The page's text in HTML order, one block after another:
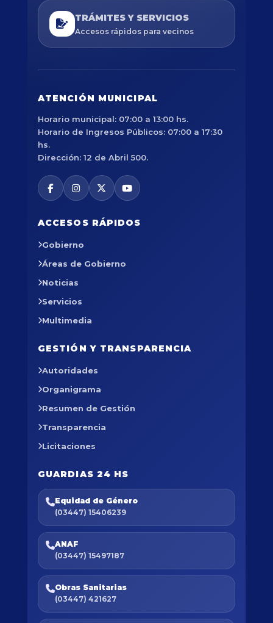
TRÁMITES Y SERVICIOS
Accesos rápidos para vecinos
ATENCIÓN MUNICIPAL
Horario municipal: 07:00 a 13:00 hs.
Horario de Ingresos Públicos: 07:00 a 17:30
hs.
Dirección: 12 de Abril 500.
ACCESOS RÁPIDOS
Gobierno
Áreas de Gobierno
Noticias
Servicios
Multimedia
GESTIÓN Y TRANSPARENCIA
Autoridades
Organigrama
Resumen de Gestión
Transparencia
Licitaciones
GUARDIAS 24 HS
Equidad de Género
(03447) 15406239
ANAF
(03447) 15497187
Obras Sanitarias
(03447) 421627